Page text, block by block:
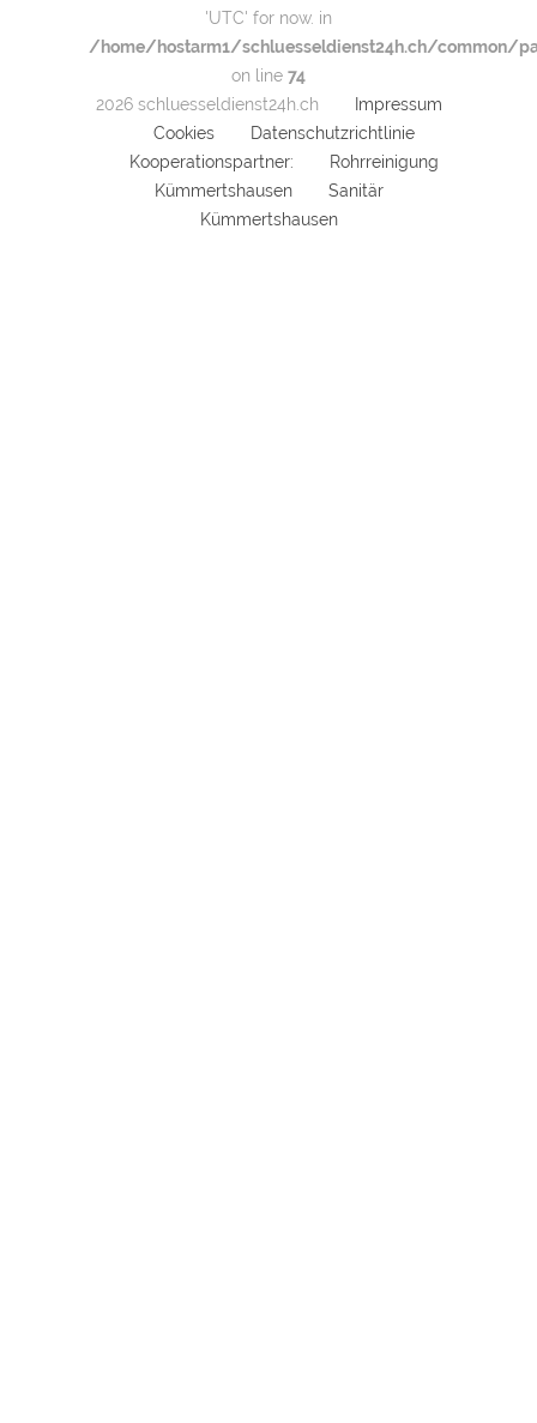
'UTC' for now. in
/home/hostarm1/schluesseldienst24h.ch/common/
on line 74
2026 schluesseldienst24h.ch
Impressum
Cookies
Datenschutzrichtlinie
Kooperationspartner:
Rohrreinigung
Kümmertshausen
Sanitär
Kümmertshausen